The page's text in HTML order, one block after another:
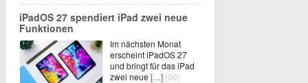
iPadOS 27 spendiert iPad zwei neue
Funktionen
Im nächsten Monat
erscheint iPadOS 27
und bringt für das iPad
zwei neue […] (00)